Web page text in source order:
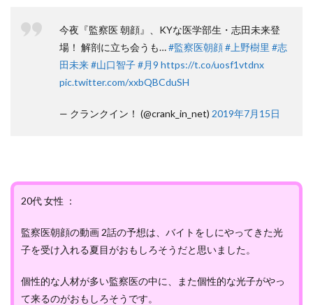
今夜『監察医 朝顔』、KYな医学部生・志田未来登
場！ 解剖に立ち会うも…#監察医朝顔#上野樹里 #志
田未来#山口智子#月9 https://t.co/uosf1vtdnx
pic.twitter.com/xxbQBCduSH
— クランクイン！ (@crank_in_net) 2019年7月15日
20代 女性 ：
監察医朝顔の動画 2話の予想は、バイトをしにやってきた光
子を受け入れる夏目がおもしろそうだと思いました。
個性的な人材が多い監察医の中に、また個性的な光子がやっ
て来るのがおもしろそうです。